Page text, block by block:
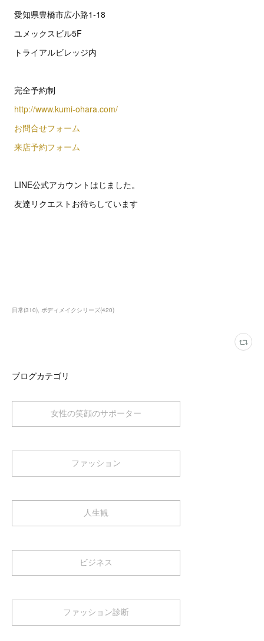
愛知県豊橋市広小路1-18
ユメックスビル5F
トライアルビレッジ内
完全予約制
http://www.kumi-ohara.com/
お問合せフォーム
来店予約フォーム
LINE公式アカウントはじました。
友達リクエストお待ちしています
日常(310) ボディメイクシリーズ(420)
ブログカテゴリ
女性の笑顔のサポーター
ファッション
人生観
ビジネス
ファッション診断